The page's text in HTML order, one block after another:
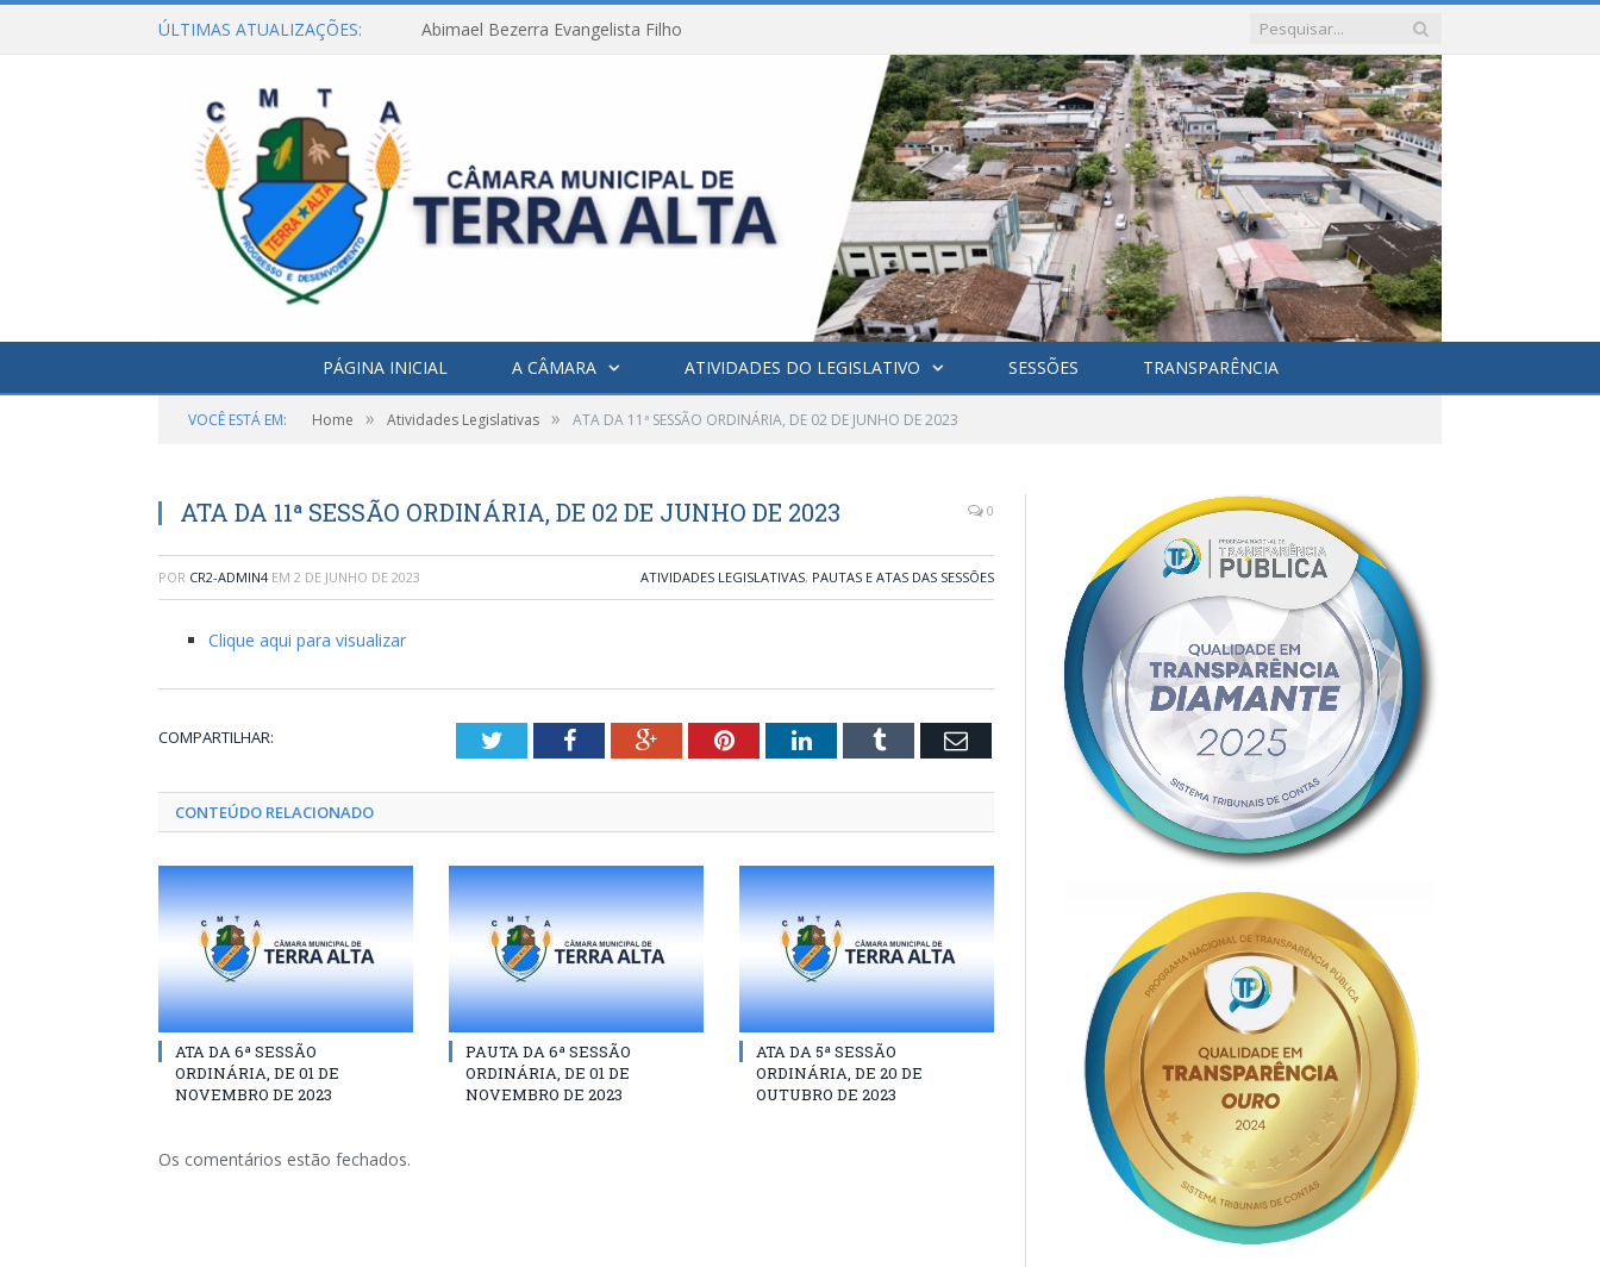
ÚLTIMAS ATUALIZAÇÕES: Abimael Bezerra Evangelista Filho
PÁGINA INICIAL A CÂMARA ATIVIDADES DO LEGISLATIVO SESSÕES TRANSPARÊNCIA
VOCÊ ESTÁ EM: Home » Atividades Legislativas » ATA DA 11ª SESSÃO ORDINÁRIA, DE 02 DE JUNHO DE 2023
ATA DA 11ª SESSÃO ORDINÁRIA, DE 02 DE JUNHO DE 2023 0
POR CR2-ADMIN4 EM 2 DE JUNHO DE 2023 ATIVIDADES LEGISLATIVAS, PAUTAS E ATAS DAS SESSÕES
Clique aqui para visualizar
COMPARTILHAR: TwitterFacebookGoogle+PinterestLinkedInTumblr Email
CONTEÚDO RELACIONADO
ATA DA 6ª SESSÃO
ORDINÁRIA, DE 01 DE
NOVEMBRO DE 2023
PAUTA DA 6ª SESSÃO
ORDINÁRIA, DE 01 DE
NOVEMBRO DE 2023
ATA DA 5ª SESSÃO
ORDINÁRIA, DE 20 DE
OUTUBRO DE 2023
Os comentários estão fechados.